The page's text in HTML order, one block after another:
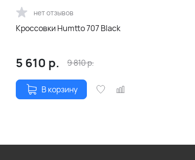
нет отзывов
Кроссовки Humtto 707 Black
5 610 р. 9 810р.
В корзину